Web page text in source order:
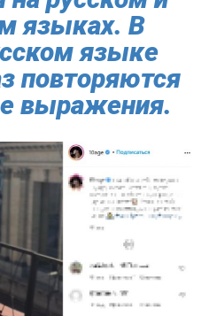
языках. В
языке
повторяются
выражения.